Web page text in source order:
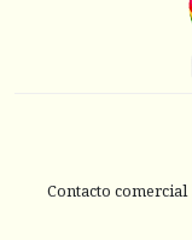
Contacto comercial